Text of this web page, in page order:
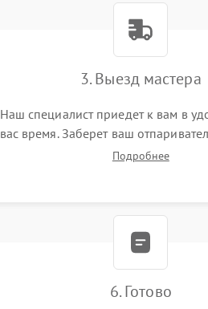
3. Выезд мастера
Наш специалист приедет к вам в
вас время. Заберет ваш
на склад для диагностики.
Подробнее
6. Готово